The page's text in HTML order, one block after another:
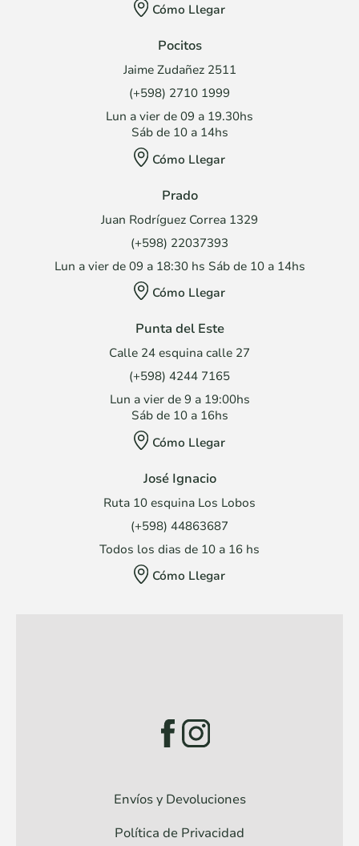
Cómo Llegar
Pocitos
Jaime Zudañez 2511
(+598) 2710 1999
Lun a vier de 09 a 19.30hs
Sáb de 10 a 14hs
Cómo Llegar
Prado
Juan Rodríguez Correa 1329
(+598) 22037393
Lun a vier de 09 a 18:30 hs Sáb de 10 a 14hs
Cómo Llegar
Punta del Este
Calle 24 esquina calle 27
(+598) 4244 7165
Lun a vier de 9 a 19:00hs
Sáb de 10 a 16hs
Cómo Llegar
José Ignacio
Ruta 10 esquina Los Lobos
(+598) 44863687
Todos los dias de 10 a 16 hs
Cómo Llegar
Envíos y Devoluciones
Política de Privacidad